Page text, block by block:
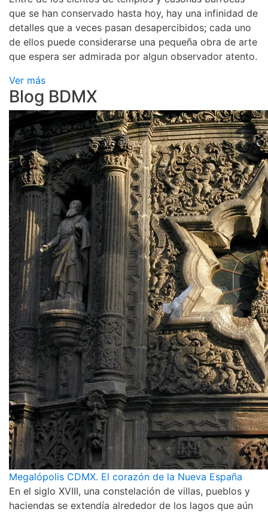
que se han conservado hasta hoy, hay una infinidad de
detalles que a veces pasan desapercibidos; cada uno
de ellos puede considerarse una pequeña obra de arte
que espera ser admirada por algun observador atento.
Ver más
Blog BDMX
Megalópolis CDMX. El corazón de la Nueva España
En el siglo XVIII, una constelación de villas, pueblos y
haciendas se extendía alrededor de los lagos que aún